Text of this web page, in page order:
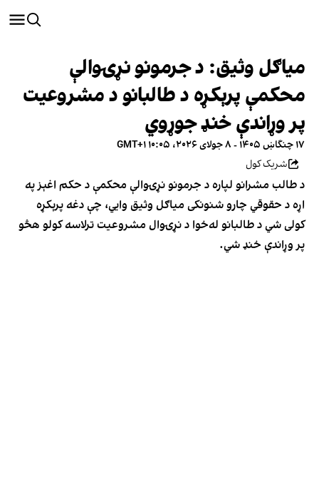
میاګل وثیق: د جرمونو نړۍوالې
محکمې پرېکړه د طالبانو د مشروعیت
پر وړاندې خنډ جوړوي
۱۷ چنگاښ ۱۴۰۵ - ۸ جولای ۲۰۲۶، ۱۰:۰۵ GMT+۱
شریک کول
د طالب مشرانو لپاره د جرمونو نړۍوالې محکمې د حکم اغېز په
اړه د حقوقي چارو شنونکی میاګل وثیق وایي، چې دغه پرېکړه
کولی شي د طالبانو له‌خوا د نړۍوال مشروعیت ترلاسه کولو هڅو
پر وړاندې خنډ شي.